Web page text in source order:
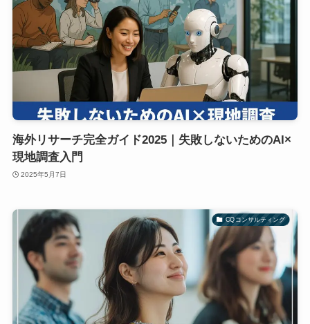
海外リサーチ完全ガイド2025｜失敗しないためのAI×
現地調査入門
2025年5月7日
CQコンサルティング